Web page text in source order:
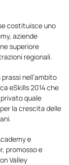
costituisce uno
aziende
superiore
regionali.
nell’ambito
eSkills 2014 che
quale
la crescita delle
e
promosso e
Valley